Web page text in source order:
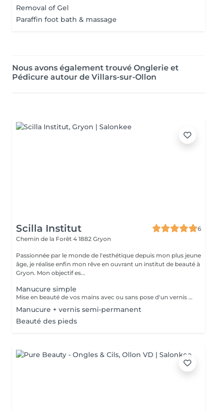
Removal of Gel
Paraffin foot bath & massage
Nous avons également trouvé Onglerie et
Pédicure autour de Villars-sur-Ollon
Scilla Institut
6
Chemin de la Forêt 4 1882 Gryon
Passionnée par le monde de l'esthétique depuis mon plus jeune
âge, je réalise enfin mon rêve en ouvrant un institut de beauté à
Gryon. Mon objectif es...
Manucure simple
Mise en beauté de vos mains avec ou sans pose d'un vernis transparent
Manucure + vernis semi-permanent
Beauté des pieds